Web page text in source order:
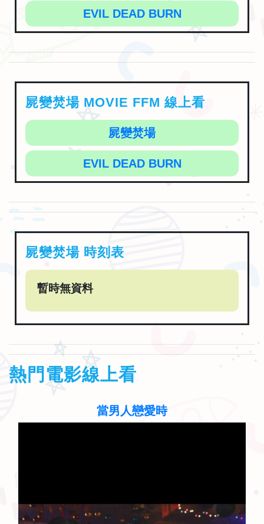
EVIL DEAD BURN
屍變焚場 MOVIE FFM 線上看
屍變焚場
EVIL DEAD BURN
屍變焚場 時刻表
暫時無資料
熱門電影線上看
當男人戀愛時